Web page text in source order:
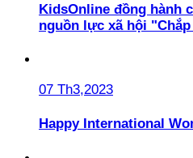
KidsOnline đồng hành
nguồn lực xã hội
07 Th3,2023
Happy International